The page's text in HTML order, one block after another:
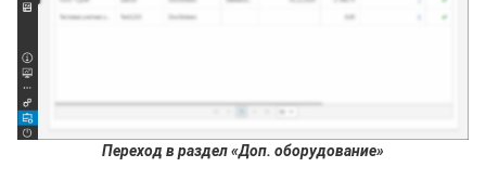
Переход в раздел «Доп. оборудование»